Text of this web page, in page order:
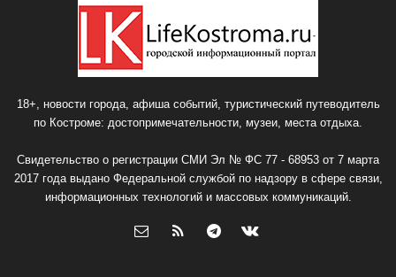
18+, новости города, афиша событий, туристический путеводитель
по Костроме: достопримечательности, музеи, места отдыха.
Свидетельство о регистрации СМИ Эл № ФС 77 - 68953 от 7 марта
2017 года выдано Федеральной службой по надзору в сфере связи,
информационных технологий и массовых коммуникаций.